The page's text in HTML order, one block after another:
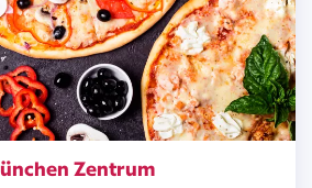
Zentrum